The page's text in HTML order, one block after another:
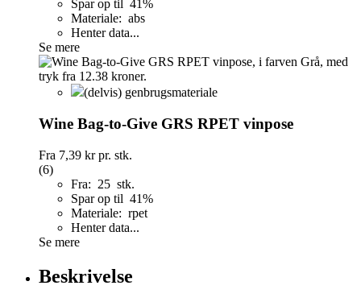
Spar op til 41%
Materiale: abs
Henter data...
Se mere
(delvis) genbrugsmateriale
Wine Bag-to-Give GRS RPET vinpose
Fra 7,39 krpr. stk.
(6)
Fra: 25 stk.
Spar op til 41%
Materiale: rpet
Henter data...
Se mere
Beskrivelse